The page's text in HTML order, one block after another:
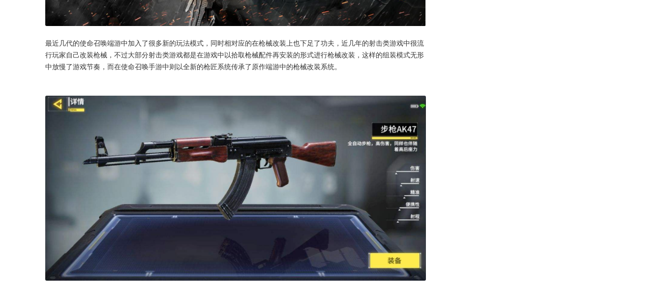
最近几代的使命召唤端游中加入了很多新的玩法模式，同时相对应的在枪械改装上也下足了功夫，近几年的射击类游戏中很流
行玩家自己改装枪械，不过大部分射击类游戏都是在游戏中以拾取枪械配件再安装的形式进行枪械改装，这样的组装模式无形
中放慢了游戏节奏，而在使命召唤手游中则以全新的枪匠系统传承了原作端游中的枪械改装系统。